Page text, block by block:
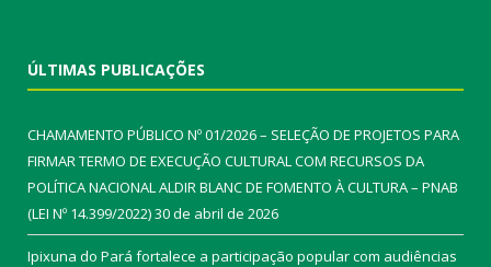
ÚLTIMAS PUBLICAÇÕES
CHAMAMENTO PÚBLICO Nº 01/2026 – SELEÇÃO DE PROJETOS PARA
FIRMAR TERMO DE EXECUÇÃO CULTURAL COM RECURSOS DA
POLÍTICA NACIONAL ALDIR BLANC DE FOMENTO À CULTURA – PNAB
(LEI Nº 14.399/2022)30 de abril de 2026
Ipixuna do Pará fortalece a participação popular com audiências